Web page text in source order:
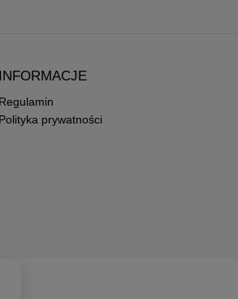
INFORMACJE
Regulamin
Polityka prywatności